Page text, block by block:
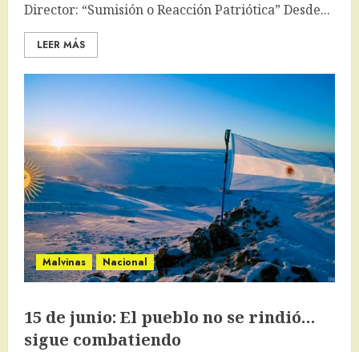
Director: “Sumisión o Reacción Patriótica” Desde...
LEER MÁS
Malvinas Nacional
15 de junio: El pueblo no se rindió…
sigue combatiendo